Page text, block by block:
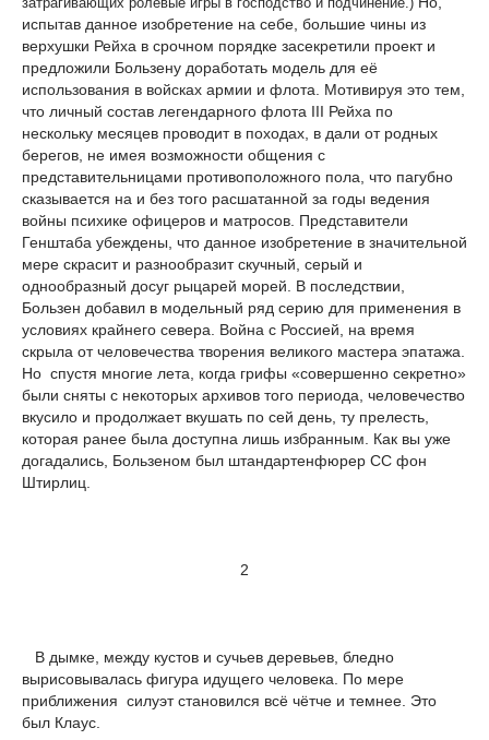
испытав данное изобретение на себе, большие чины из
верхушки Рейха в срочном порядке засекретили проект и
предложили Бользену доработать модель для её
использования в войсках армии и флота. Мотивируя это тем,
что личный состав легендарного флота III Рейха по
нескольку месяцев проводит в походах, в дали от родных
берегов, не имея возможности общения с
представительницами противоположного пола, что пагубно
сказывается на и без того расшатанной за годы ведения
войны психике офицеров и матросов. Представители
Генштаба убеждены, что данное изобретение в значительной
мере скрасит и разнообразит скучный, серый и
однообразный досуг рыцарей морей. В последствии,
Бользен добавил в модельный ряд серию для применения в
условиях крайнего севера. Война с Россией, на время
скрыла от человечества творения великого мастера эпатажа.
Но спустя многие лета, когда грифы «совершенно секретно»
были сняты с некоторых архивов того периода, человечество
вкусило и продолжает вкушать по сей день, ту прелесть,
которая ранее была доступна лишь избранным. Как вы уже
догадались, Бользеном был штандартенфюрер СС фон
Штирлиц.
2
В дымке, между кустов и сучьев деревьев, бледно
вырисовывалась фигура идущего человека. По мере
приближения силуэт становился всё чётче и темнее. Это
был Клаус.